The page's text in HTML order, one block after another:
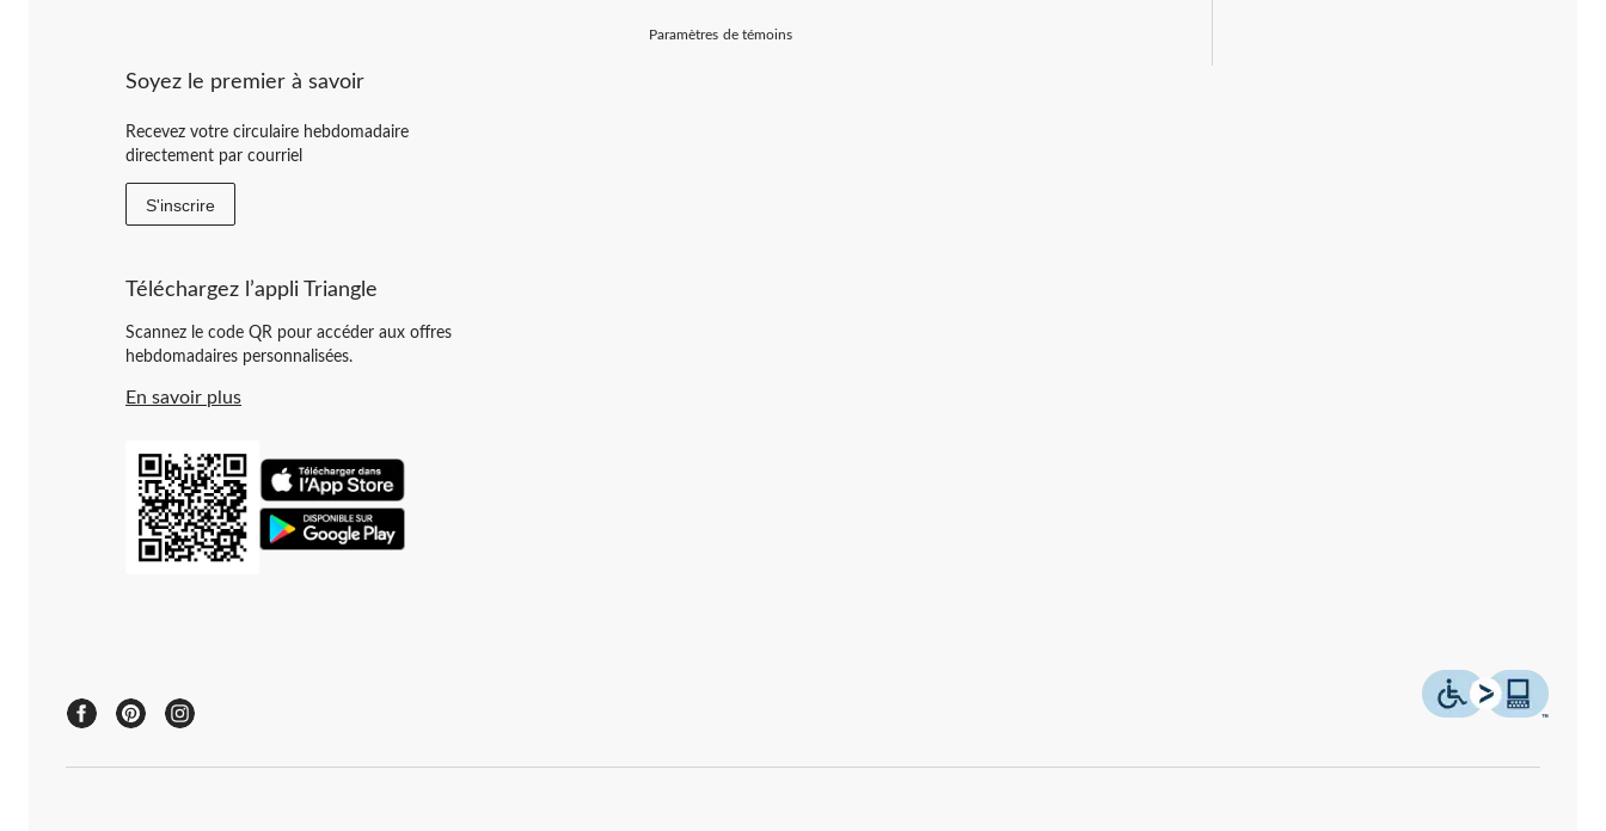
Paramètres de témoins
Soyez le premier à savoir
Recevez votre circulaire hebdomadaire
directement par courriel
S'inscrire
Téléchargez l’appli Triangle
Scannez le code QR pour accéder aux offres
hebdomadaires personnalisées.
En savoir plus